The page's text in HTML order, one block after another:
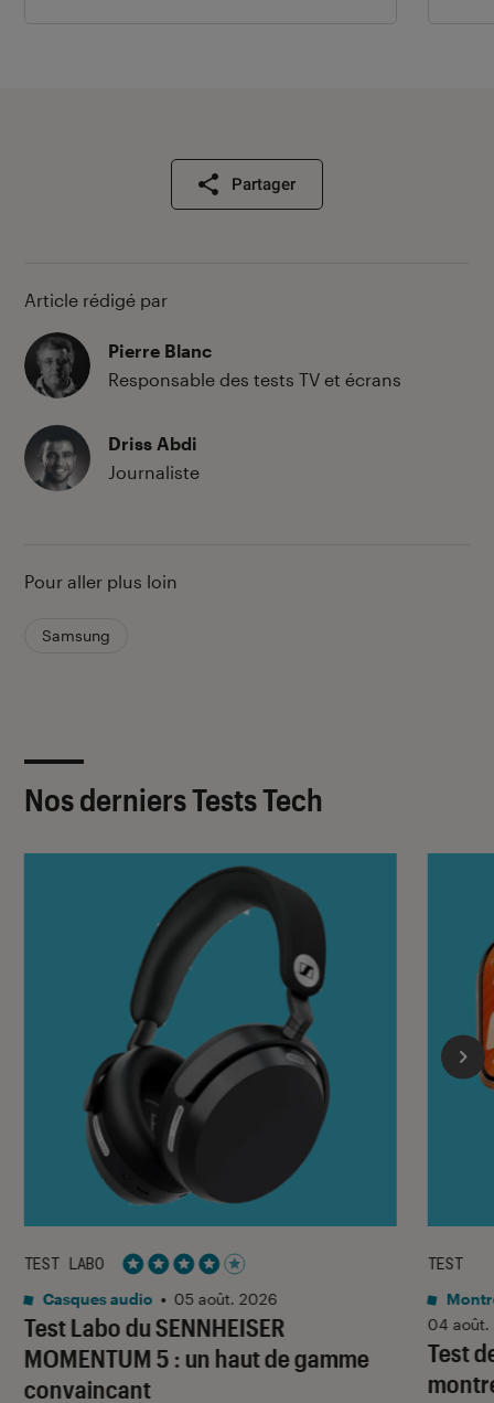
Partager
Article rédigé par
Pierre Blanc
Responsable des tests TV et écrans
Driss Abdi
Journaliste
Pour aller plus loin
Samsung
Nos derniers Tests Tech
Test Labo du SENNHEISER
MOMENTUM 5 : un haut de gamme
convaincant
TEST LABO
Noté 4 étoiles sur 5
Casques audio • 05 août. 2026
Test
TEST
04 août.